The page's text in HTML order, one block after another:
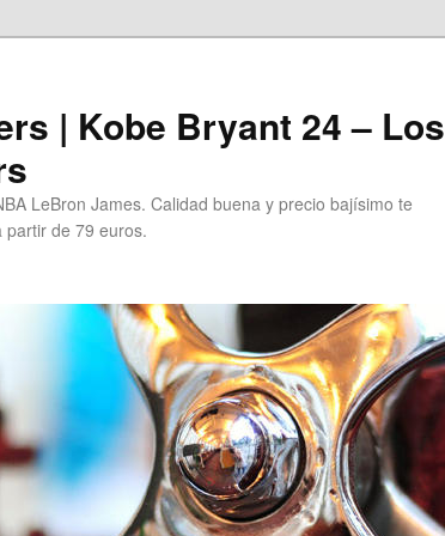
| Kobe Bryant 24 – Los
LeBron James. Calidad buena y precio bajísimo te
de 79 euros.